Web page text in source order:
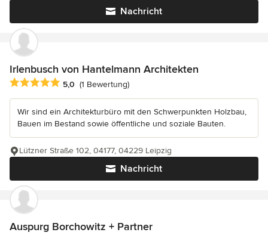
Nachricht
Irlenbusch von Hantelmann Architekten
Durchschnittliche Bewertung: 5 von 5 Sternen
5,0 (1 Bewertung)
Wir sind ein Architekturbüro mit den Schwerpunkten Holzbau,
Bauen im Bestand sowie öffentliche und soziale Bauten.
Nachricht
Lützner Straße 102, 04177, 04229 Leipzig
Auspurg Borchowitz + Partner